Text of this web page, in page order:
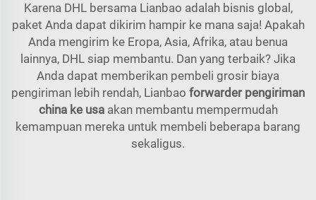
Karena DHL bersama Lianbao adalah bisnis global,
paket Anda dapat dikirim hampir ke mana saja! Apakah
Anda mengirim ke Eropa, Asia, Afrika, atau benua
lainnya, DHL siap membantu. Dan yang terbaik? Jika
Anda dapat memberikan pembeli grosir biaya
pengiriman lebih rendah, Lianbao forwarder pengiriman
china ke usa akan membantu mempermudah
kemampuan mereka untuk membeli beberapa barang
sekaligus.